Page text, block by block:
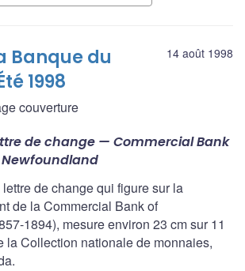
14 août 1998
Banque du
1998
couverture
de change — Commercial Bank
lettre de change qui figure sur la
de la Commercial Bank of
1894), mesure environ 23 cm sur 11
la Collection nationale de monnaies,